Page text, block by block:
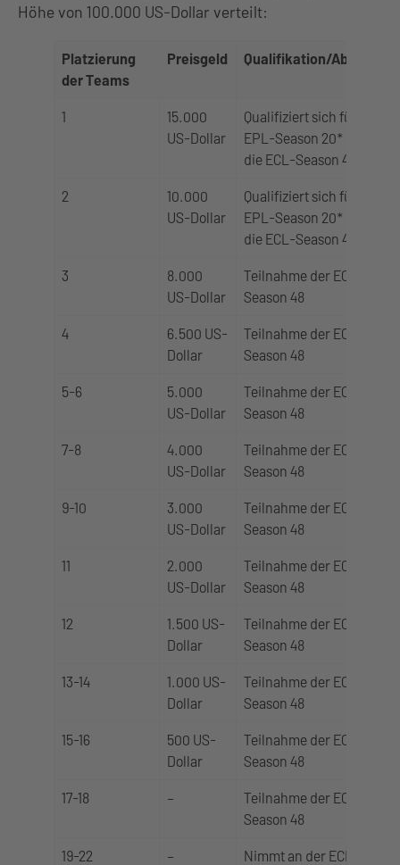
Höhe von 100.000 US-Dollar verteilt:
Platzierung
der Teams
Preisgeld Qualifikation/Abstieg
1
15.000
US-Dollar
Qualifiziert sich für
EPL-Season 20* und
die ECL-Season 48
2
10.000
US-Dollar
Qualifiziert sich für
EPL-Season 20* und
die ECL-Season 48
3
8.000
US-Dollar
Teilnahme der ECL-
Season 48
4
6.500 US-
Dollar
Teilnahme der ECL-
Season 48
5-6
5.000
US-Dollar
Teilnahme der ECL-
Season 48
7-8
4.000
US-Dollar
Teilnahme der ECL-
Season 48
9-10
3.000
US-Dollar
Teilnahme der ECL-
Season 48
11
2.000
US-Dollar
Teilnahme der ECL-
Season 48
12
1.500 US-
Dollar
Teilnahme der ECL-
Season 48
13-14
1.000 US-
Dollar
Teilnahme der ECL-
Season 48
15-16
500 US-
Dollar
Teilnahme der ECL-
Season 48
17-18 –
Teilnahme der ECL-
Season 48
19-22 –
Nimmt an der ECL-